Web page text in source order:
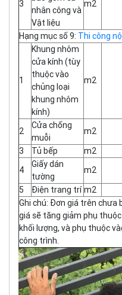
3
nhân công và
Vật liệu
m2
Hạng mục số 9: Thi công
1
Khung nhôm
cửa kính (tùy
thuộc vào
chủng loại
khung nhôm
kính)
m2
2
Cửa chống
muỗi
m2
3
Tủ bếp m2
4
Giấy dán
tường
m2
5
Điện trang trí m2
Ghi chú: Đơn giá trên chưa
giá sẽ tăng giảm phụ
khối lượng, và phụ thuộc
công trình.